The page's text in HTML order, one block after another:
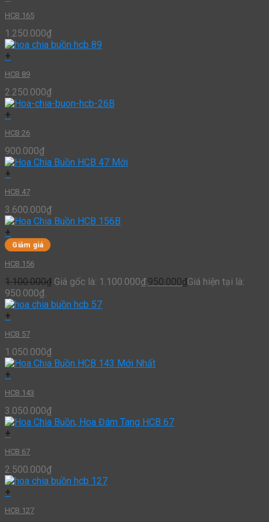
HCB 165
1.250.000₫
+
HCB 89
2.250.000₫
+
HCB 26
900.000₫
+
HCB 47
3.600.000₫
+
Giảm giá
HCB 156
1.100.000₫ Giá gốc là: 1.100.000₫.950.000₫Giá hiện tại là:
950.000₫.
+
HCB 57
1.050.000₫
+
HCB 143
3.050.000₫
+
HCB 67
2.500.000₫
+
HCB 127